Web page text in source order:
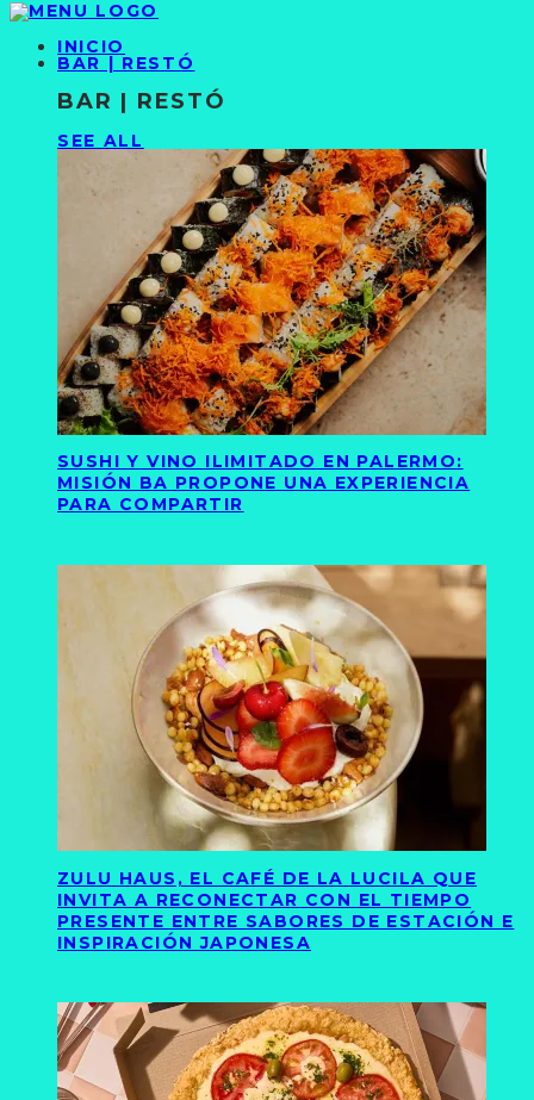
INICIO
BAR | RESTÓ
BAR | RESTÓ
SEE ALL
SUSHI Y VINO ILIMITADO EN PALERMO:
MISIÓN BA PROPONE UNA EXPERIENCIA
PARA COMPARTIR
ZULU HAUS, EL CAFÉ DE LA LUCILA QUE
INVITA A RECONECTAR CON EL TIEMPO
PRESENTE ENTRE SABORES DE ESTACIÓN E
INSPIRACIÓN JAPONESA